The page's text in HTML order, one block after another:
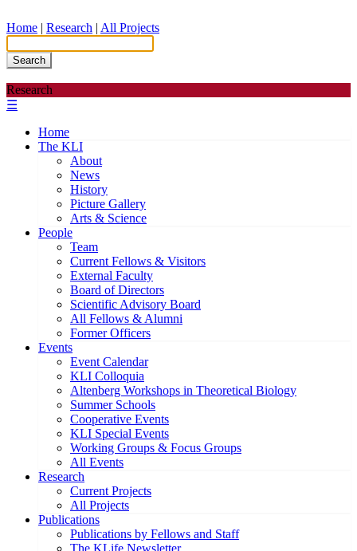
Home | Research | All Projects
Search
Research
☰
Home
The KLI
About
News
History
Picture Gallery
Arts & Science
People
Team
Current Fellows & Visitors
External Faculty
Board of Directors
Scientific Advisory Board
All Fellows & Alumni
Former Officers
Events
Event Calendar
KLI Colloquia
Altenberg Workshops in Theoretical Biology
Summer Schools
Cooperative Events
KLI Special Events
Working Groups & Focus Groups
All Events
Research
Current Projects
All Projects
Publications
Publications by Fellows and Staff
The KLife Newsletter